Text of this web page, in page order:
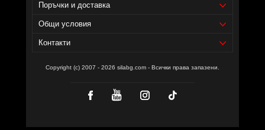
Поръчки и доставка
Общи условия
Контакти
Copyright (c) 2007 - 2026 silabg.com - Всички права запазени.